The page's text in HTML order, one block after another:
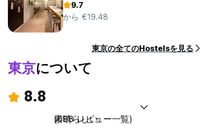
9.7
から €19.48
東京の全てのHostelsを見る
東京について
8.8
素晴らしい
(698 レビュー一覧)